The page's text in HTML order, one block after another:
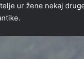
ur žene nekaj